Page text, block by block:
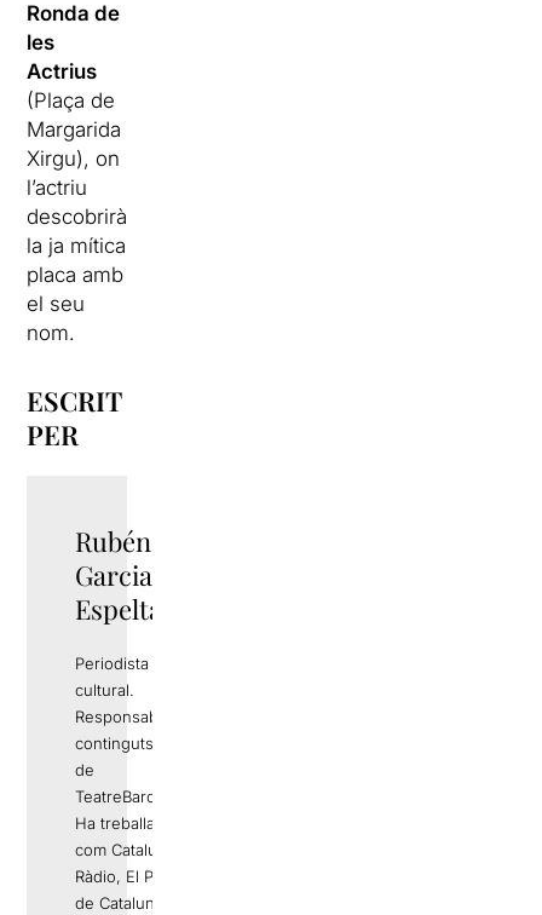
Ronda de
les
Actrius
(Plaça de
Margarida
Xirgu), on
l’actriu
descobrirà
la ja mítica
placa amb
el seu
nom.
ESCRIT
PER
Rubén
Garcia
Espelta
Periodista i gestor
cultural.
Responsable de
continguts editorials
de
TeatreBarcelona.com
Ha treballat a mitjans
com Catalunya
Ràdio, El Periódico
de Catalunya, La